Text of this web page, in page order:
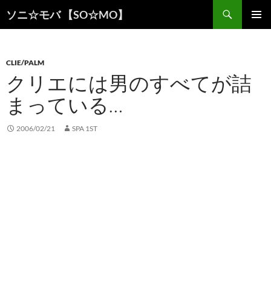
ソニ☆モバ 【SO☆MO】
索
ン
へ
ス
キ
ッ
CLIE/PALM
クリエには男のすべてが詰
まっている…
2006/02/21 SPA 1ST